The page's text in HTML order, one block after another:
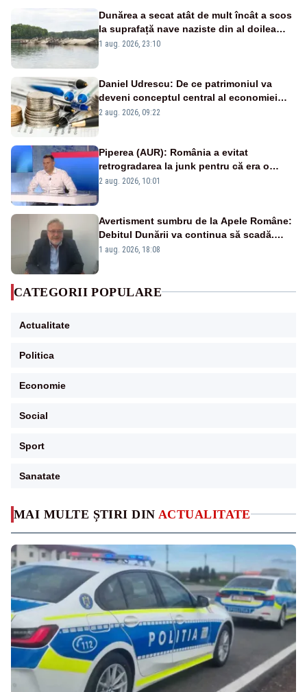
MAI MULTE ȘTIRI DIN ACTUALITATE
Dunărea a secat atât de mult încât a scos
la suprafață nave naziste din al doilea
război mondial
1 aug. 2026, 23:10
Daniel Udrescu: De ce patrimoniul va
deveni conceptul central al economiei
viitoare?
2 aug. 2026, 09:22
Piperea (AUR): România a evitat
retrogradarea la junk pentru că era o
catastrofă pentru bănci și fondurile de
2 aug. 2026, 10:01
Avertisment sumbru de la Apele Române:
Debitul Dunării va continua să scadă.
Cernavodă s-ar putea închide în 4 zile
1 aug. 2026, 18:08
CATEGORII POPULARE
Actualitate
Politica
Economie
Social
Sport
Sanatate